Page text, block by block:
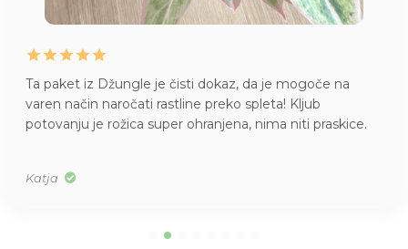
Ta paket iz Džungle je čisti dokaz, da je mogoče na
varen način naročati rastline preko spleta! Kljub
potovanju je rožica super ohranjena, nima niti praskice.
Katja